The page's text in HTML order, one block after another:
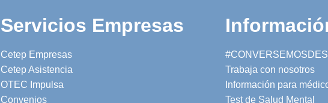
Servicios Empresas
Cetep Empresas
Cetep Asistencia
OTEC Impulsa
Convenios
Trabaja con nosotros
Información para
Test de Salud Mental